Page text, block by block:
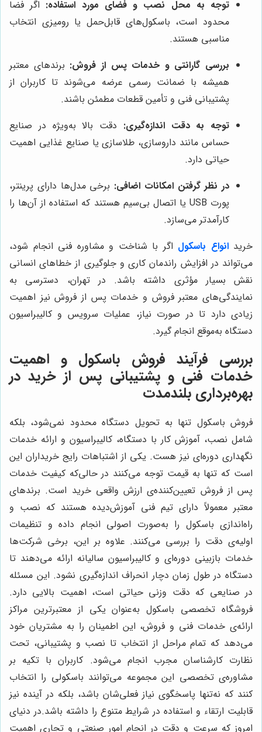
توجه به محل نصب و فضای مورد استفاده: اگر فضا
محدود است، باسکول‌های قابل‌حمل یا رومیزی انتخاب
مناسبی هستند.
بررسی گارانتی و خدمات پس از فروش: برندهای معتبر
همیشه با ضمانت رسمی عرضه می‌شوند تا کاربران از
پشتیبانی فنی و تأمین قطعات مطمئن باشند.
توجه به دقت اندازه‌گیری: دقت بالا به‌ویژه در صنایع
حساس مانند داروسازی، طلاسازی یا صنایع غذایی اهمیت
حیاتی دارد.
در نظر گرفتن امکانات اضافی: برخی مدل‌ها دارای پرینتر،
پورت USB یا اتصال بی‌سیم هستند که استفاده از آن‌ها را
کارآمدتر می‌سازد.
خریدانواع باسکول اگر با شناخت و مشاوره فنی انجام شود،
می‌تواند در افزایش راندمان کاری و جلوگیری از خطاهای انسانی
نقش بسیار مؤثری داشته باشد. در تهران، دسترسی به
نمایندگی‌های معتبر فروش و خدمات پس از فروش نیز اهمیت
زیادی دارد تا در صورت نیاز، عملیات سرویس و کالیبراسیون
دستگاه به‌موقع انجام گیرد.
بررسی فرآیند فروش باسکول و اهمیت
خدمات فنی و پشتیبانی پس از خرید در
بهره‌برداری بلندمدت
فروش باسکول تنها به تحویل دستگاه محدود نمی‌شود، بلکه
شامل نصب، آموزش کار با دستگاه، کالیبراسیون و ارائه خدمات
نگهداری دوره‌ای نیز هست. یکی از اشتباهات رایج خریداران این
است که تنها به قیمت توجه می‌کنند در حالی‌که کیفیت خدمات
پس از فروش تعیین‌کننده‌ی ارزش واقعی خرید است. برندهای
معتبر معمولاً دارای تیم فنی آموزش‌دیده هستند که نصب و
راه‌اندازی باسکول را به‌صورت اصولی انجام داده و تنظیمات
اولیه‌ی دقت را بررسی می‌کنند. علاوه بر این، برخی شرکت‌ها
خدمات بازبینی دوره‌ای و کالیبراسیون سالیانه ارائه می‌دهند تا
دستگاه در طول زمان دچار انحراف اندازه‌گیری نشود. این مسئله
در صنایعی که دقت وزنی حیاتی است، اهمیت بالایی دارد.
فروشگاه تخصصی باسکول به‌عنوان یکی از معتبرترین مراکز
ارائه‌ی خدمات فنی و فروش، این اطمینان را به مشتریان خود
می‌دهد که تمام مراحل از انتخاب تا نصب و پشتیبانی، تحت
نظارت کارشناسان مجرب انجام می‌شود. کاربران با تکیه بر
مشاوره‌ی تخصصی این مجموعه می‌توانند باسکولی را انتخاب
کنند که نه‌تنها پاسخگوی نیاز فعلی‌شان باشد، بلکه در آینده نیز
قابلیت ارتقاء و استفاده در شرایط متنوع را داشته باشد.در دنیای
امروز که سرعت و دقت در انجام امور صنعتی و تجاری اهمیت